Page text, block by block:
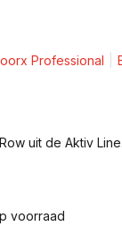
Professional
uit de Aktiv
voorraad